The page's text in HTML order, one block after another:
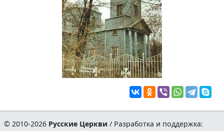
© 2010-2026 Русские Церкви / Разработка и поддержка: